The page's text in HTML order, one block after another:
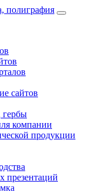
сайтов
гербы
компании
продукции
презентаций